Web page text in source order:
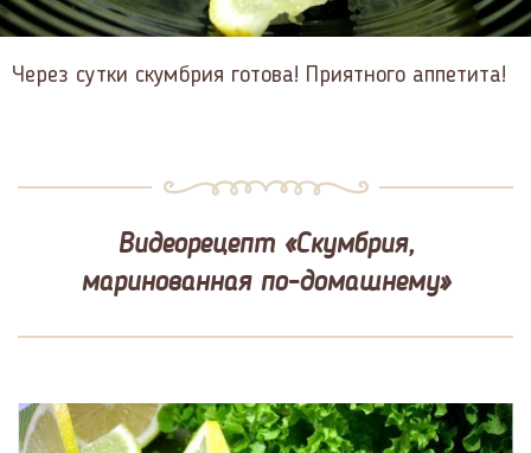
Через сутки скумбрия готова! Приятного аппетита!
Видеорецепт «Скумбрия,
маринованная по-домашнему»